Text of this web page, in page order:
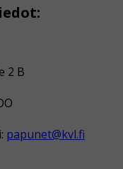
2 B
papunet@kvl.fi